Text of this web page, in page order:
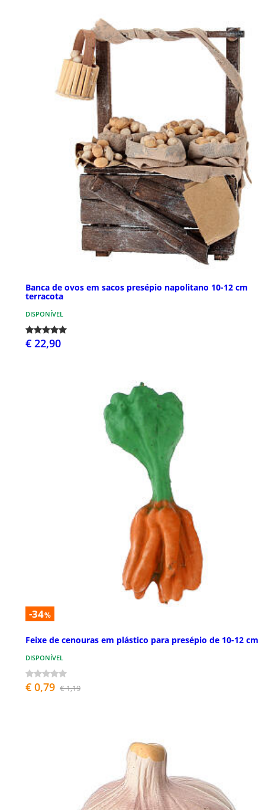
Banca de ovos em sacos presépio napolitano 10-12 cm
terracota
DISPONÍVEL
€ 22,90
-34%
Feixe de cenouras em plástico para presépio de 10-12 cm
DISPONÍVEL
€ 0,79 € 1,19